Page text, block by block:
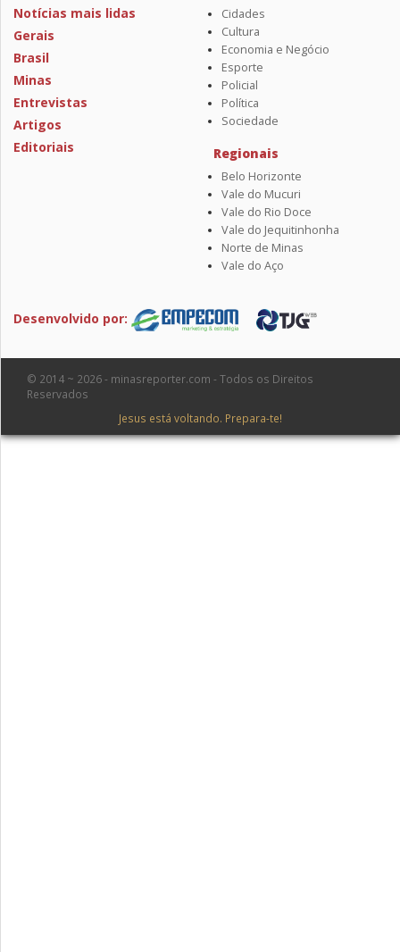
Notícias mais lidas
Gerais
Brasil
Minas
Entrevistas
Artigos
Editoriais
Cidades
Cultura
Economia e Negócio
Esporte
Policial
Política
Sociedade
Regionais
Belo Horizonte
Vale do Mucuri
Vale do Rio Doce
Vale do Jequitinhonha
Norte de Minas
Vale do Aço
Desenvolvido por:
© 2014 ~ 2026 - minasreporter.com - Todos os Direitos
Reservados
Jesus está voltando. Prepara-te!